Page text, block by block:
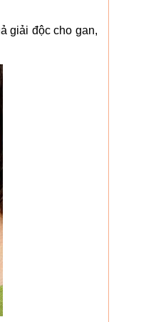
giải độc cho gan,